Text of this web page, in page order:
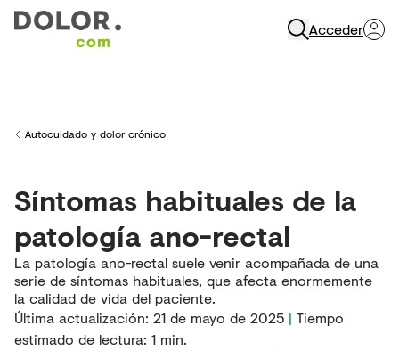
Acceder
Back to
Autocuidado y dolor crónico
Síntomas habituales de la
patología ano-rectal
La patología ano-rectal suele venir acompañada de una
serie de síntomas habituales, que afecta enormemente
la calidad de vida del paciente.
Última actualización: 21 de mayo de 2025 | Tiempo
estimado de lectura: 1 min.